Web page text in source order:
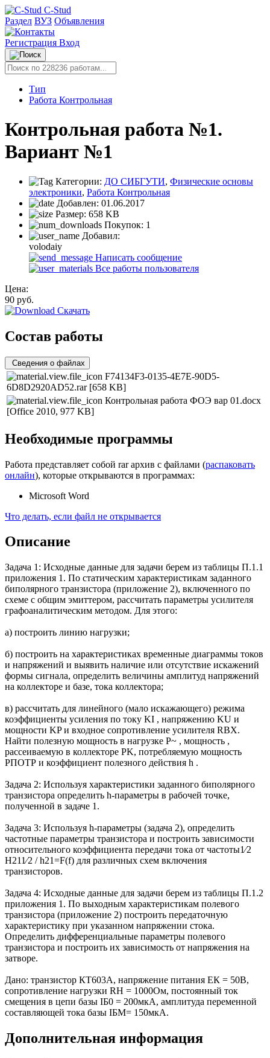
C-Stud
Раздел ВУЗ Объявления
Регистрация Вход
Тип
Работа Контрольная
Контрольная работа №1.
Вариант №1
Категории: ДО СИБГУТИ, Физические основы
электроники, Работа Контрольная
Добавлен: 01.06.2017
Размер: 658 KB
Покупок: 1
Добавил:
volodaiy
Написать сообщение
Все работы пользователя
Цена:
90 руб.
Скачать
Состав работы
Сведения о файлах
F74134F3-0135-4E7E-90D5-
6D8D2920AD52.rar [658 KB]
Контрольная работа ФОЭ вар 01.docx
[Office 2010, 977 KB]
Необходимые программы
Работа представляет собой rar архив с файлами (распаковать
онлайн), которые открываются в программах:
Microsoft Word
Что делать, если файл не открывается
Описание
Задача 1: Исходные данные для задачи берем из таблицы П.1.1
приложения 1. По статическим характеристикам заданного
биполярного транзистора (приложение 2), включенного по
схеме с общим эмиттером, рассчитать параметры усилителя
графоаналитическим методом. Для этого:
а) построить линию нагрузки;
б) построить на характеристиках временные диаграммы токов
и напряжений и выявить наличие или отсутствие искажений
формы сигнала, определить величины амплитуд напряжений
на коллекторе и базе, тока коллектора;
в) рассчитать для линейного (мало искажающего) режима
коэффициенты усиления по току KI , напряжению KU и
мощности KP и входное сопротивление усилителя RВХ.
Найти полезную мощность в нагрузке P~ , мощность ,
рассеиваемую в коллекторе PK, потребляемую мощность
РПОТР и коэффициент полезного действия h .
Задача 2: Используя характеристики заданного биполярного
транзистора определить h-параметры в рабочей точке,
полученной в задаче 1.
Задача 3: Используя h-параметры (задача 2), определить
частотные параметры транзистора и построить зависимости
относительного коэффициента передачи тока от частоты1⁄2
Н211⁄2 / h21=F(f) для различных схем включения
транзисторов.
Задача 4: Исходные данные для задачи берем из таблицы П.1.2
приложения 1. По выходным характеристикам полевого
транзистора (приложение 2) построить передаточную
характеристику при указанном напряжении стока.
Определить дифференциальные параметры полевого
транзистора и построить их зависимость от напряжения на
затворе.
Дано: транзистор КТ603А, напряжение питания ЕК = 50В,
сопротивление нагрузки RН = 1000Ом, постоянный ток
смещения в цепи базы IБ0 = 200мкА, амплитуда переменной
составляющей тока базы IБМ= 150мкА.
Дополнительная информация